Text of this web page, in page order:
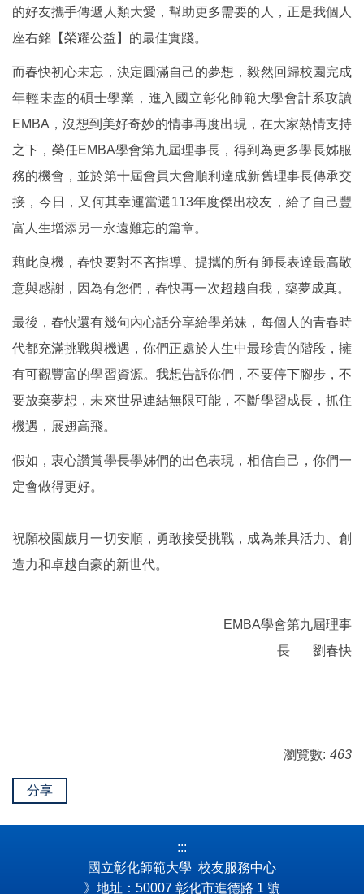
的好友攜手傳遞人類大愛，幫助更多需要的人，正是我個人
座右銘【榮耀公益】的最佳實踐。
而春快初心未忘，決定圓滿自己的夢想，毅然回歸校園完成
年輕未盡的碩士學業，進入國立彰化師範大學會計系攻讀
EMBA，沒想到美好奇妙的情事再度出現，在大家熱情支持
之下，榮任EMBA學會第九屆理事長，得到為更多學長姊服
務的機會，並於第十屆會員大會順利達成新舊理事長傳承交
接，今日，又何其幸運當選113年度傑出校友，給了自己豐
富人生增添另一永遠難忘的篇章。
藉此良機，春快要對不吝指導、提攜的所有師長表達最高敬
意與感謝，因為有您們，春快再一次超越自我，築夢成真。
最後，春快還有幾句內心話分享給學弟妹，每個人的青春時
代都充滿挑戰與機遇，你們正處於人生中最珍貴的階段，擁
有可觀豐富的學習資源。我想告訴你們，不要停下腳步，不
要放棄夢想，未來世界連結無限可能，不斷學習成長，抓住
機遇，展翅高飛。
假如，衷心讚賞學長學姊們的出色表現，相信自己，你們一
定會做得更好。
祝願校園歲月一切安順，勇敢接受挑戰，成為兼具活力、創
造力和卓越自豪的新世代。
EMBA學會第九屆理事
長 劉春快
瀏覽數: 463
分享
:::
國立彰化師範大學 校友服務中心
》地址：50007 彰化市進德路 1 號